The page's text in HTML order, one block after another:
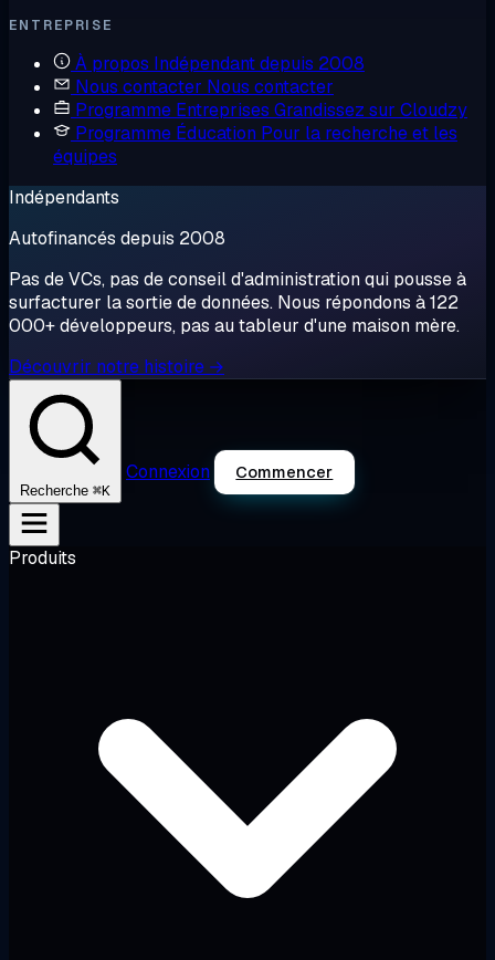
ENTREPRISE
À propos Indépendant depuis 2008
Nous contacter Nous contacter
Programme Entreprises Grandissez sur Cloudzy
Programme Éducation Pour la recherche et les
équipes
Indépendants
Autofinancés depuis 2008
Pas de VCs, pas de conseil d'administration qui pousse à
surfacturer la sortie de données. Nous répondons à 122
000+ développeurs, pas au tableur d'une maison mère.
Découvrir notre histoire →
Recherche ⌘K
Connexion Commencer
Produits